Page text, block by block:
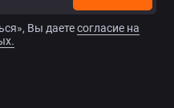
Вы даетесогласие на